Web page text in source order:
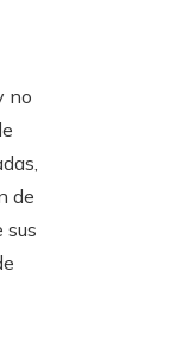
no
de
sus